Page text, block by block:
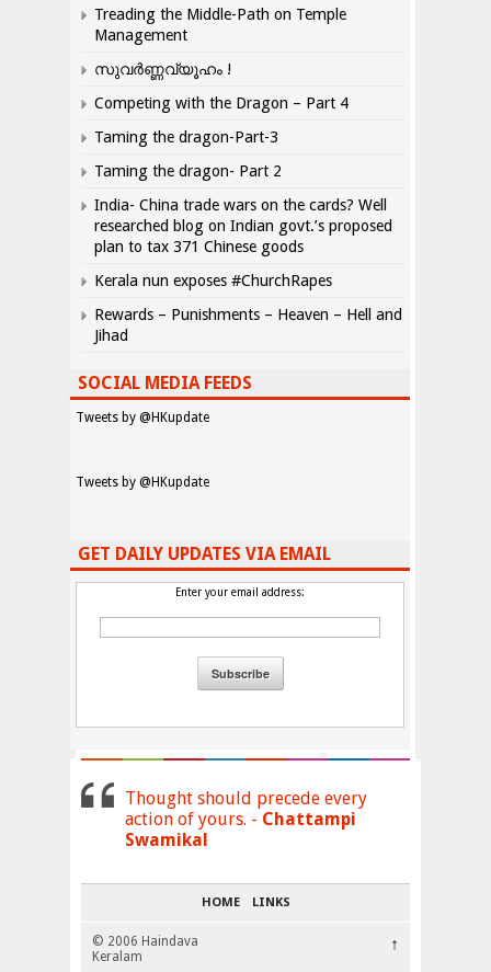
Treading the Middle-Path on Temple
Management
സുവർണ്ണവ്യൂഹം !
Competing with the Dragon – Part 4
Taming the dragon-Part-3
Taming the dragon- Part 2
India- China trade wars on the cards? Well
researched blog on Indian govt.’s proposed
plan to tax 371 Chinese goods
Kerala nun exposes #ChurchRapes
Rewards – Punishments – Heaven – Hell and
Jihad
SOCIAL MEDIA FEEDS
Tweets by @HKupdate
Tweets by @HKupdate
GET DAILY UPDATES VIA EMAIL
Enter your email address:
Thought should precede every
action of yours. - Chattampi
Swamikal
HOME LINKS
© 2006 Haindava
Keralam
↑